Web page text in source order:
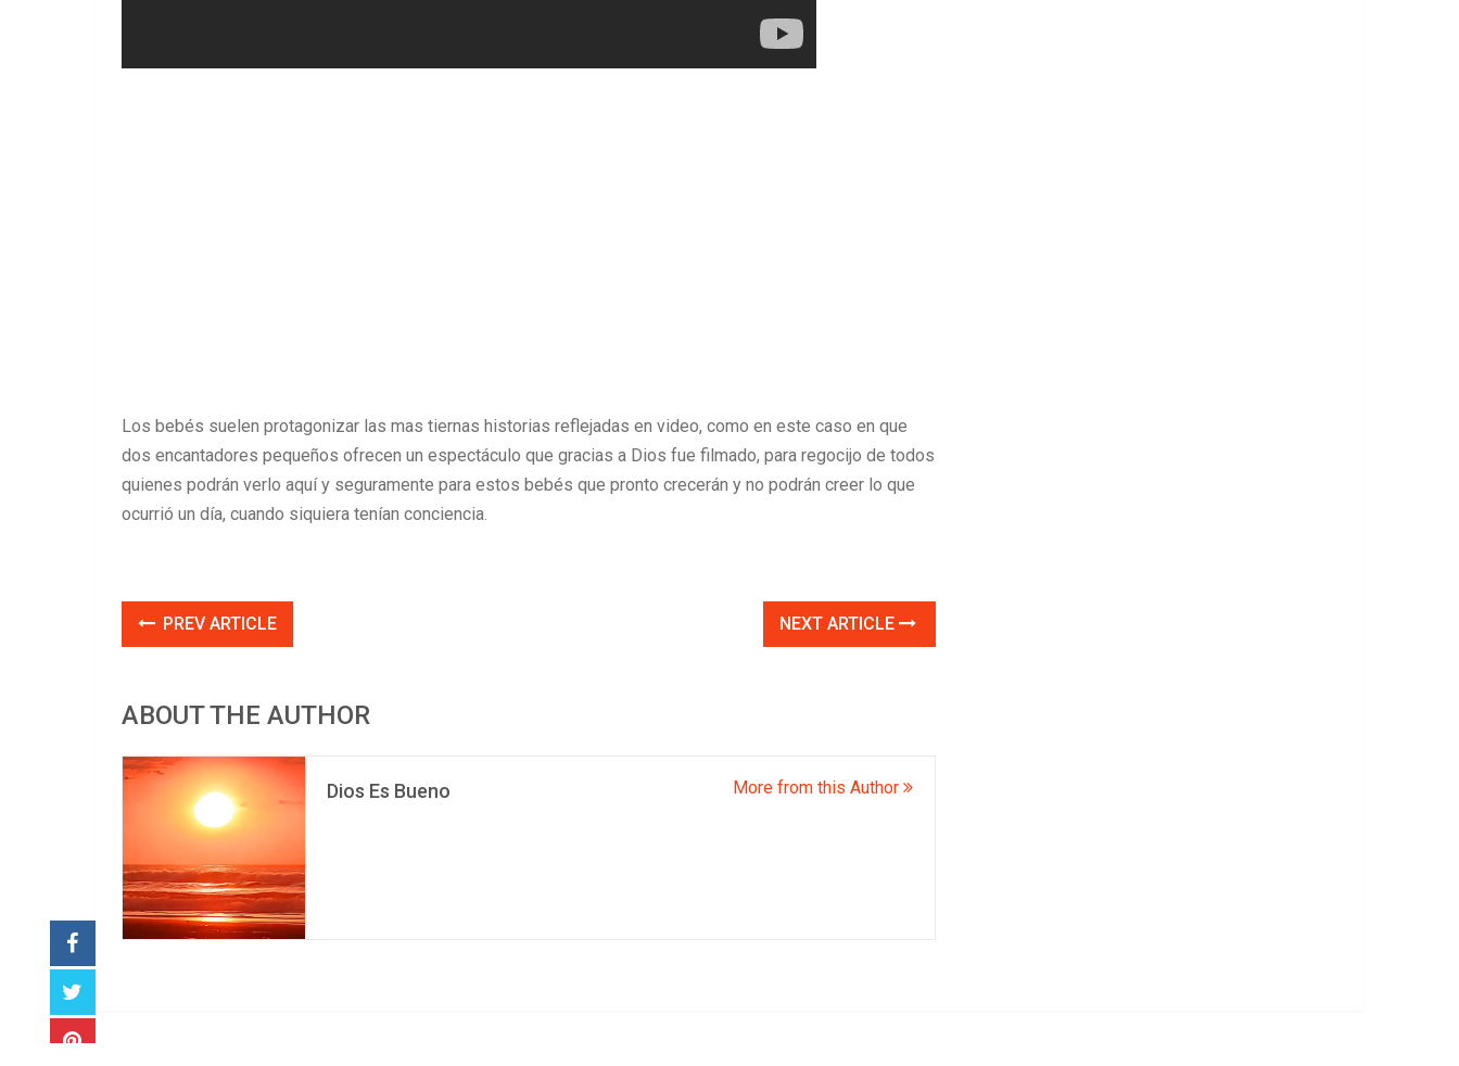
Los bebés suelen protagonizar las mas tiernas historias reflejadas en video, como en este caso en que
dos encantadores pequeños ofrecen un espectáculo que gracias a Dios fue filmado, para regocijo de todos
quienes podrán verlo aquí y seguramente para estos bebés que pronto crecerán y no podrán creer lo que
ocurrió un día, cuando siquiera tenían conciencia.
PREV ARTICLE NEXT ARTICLE
ABOUT THE AUTHOR
Dios Es Bueno More from this Author